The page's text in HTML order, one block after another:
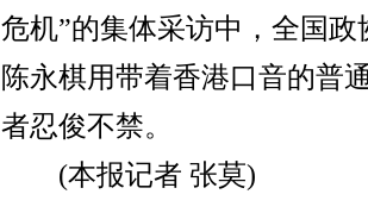
危机”的集体采访中，全国
陈永棋用带着香港口音的普
者忍俊不禁。
(本报记者 张莫)